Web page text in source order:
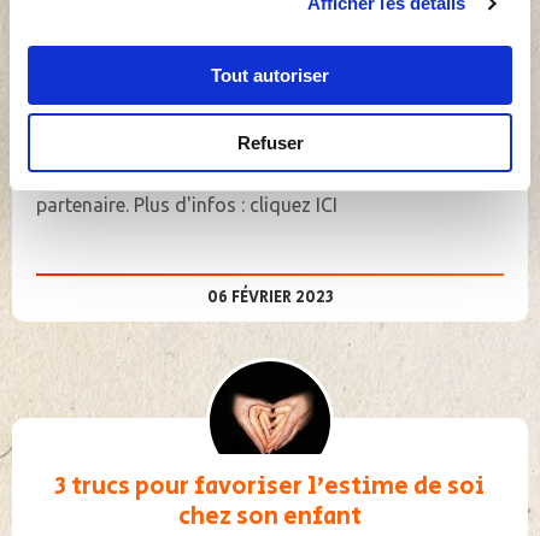
Tout autoriser
Refuser
et structuré. Et cela permet aussi de s'amuser
beaucoup tout en nourrissant la connexion ! Le tout
entre vous deux, il n'y a aucune obligation à se
dévoiler en groupe, le travail se fait seul avec votre
partenaire. Plus d'infos : cliquez ICI
06 FÉVRIER 2023
3 trucs pour favoriser l’estime de soi
chez son enfant